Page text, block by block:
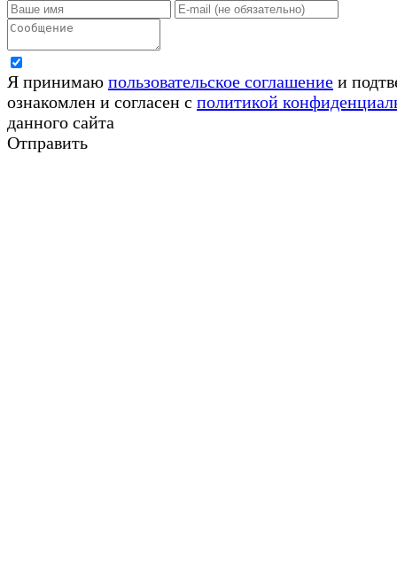
Я принимаю пользовательское соглашение и
ознакомлен и согласен с политикой
данного сайта
Отправить